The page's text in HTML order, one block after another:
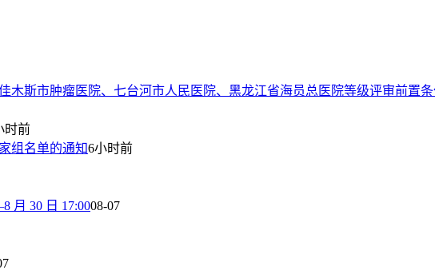
木斯市肿瘤医院、七台河市人民医院、黑龙江省海员总医院等级评审前置
时前
组名单的通知6小时前
月 30 日 17:0008-07